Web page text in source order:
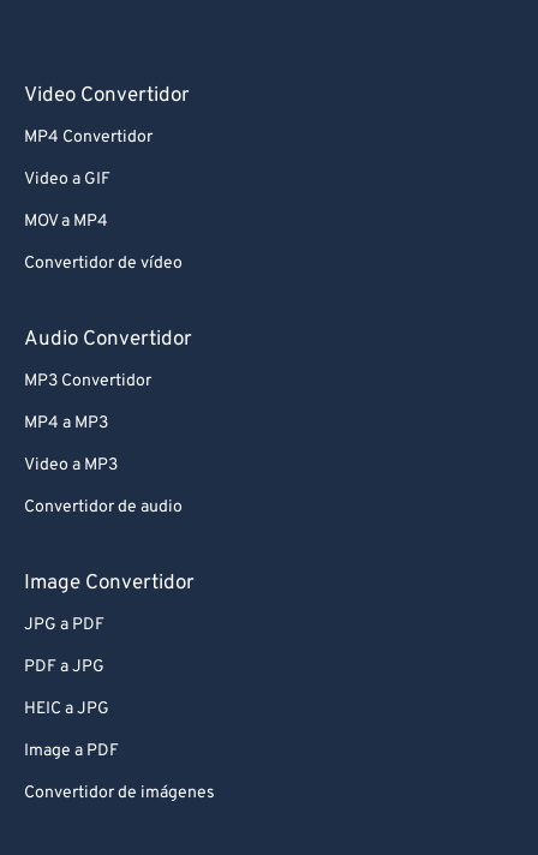
Video Convertidor
MP4 Convertidor
Video a GIF
MOV a MP4
Convertidor de vídeo
Audio Convertidor
MP3 Convertidor
MP4 a MP3
Video a MP3
Convertidor de audio
Image Convertidor
JPG a PDF
PDF a JPG
HEIC a JPG
Image a PDF
Convertidor de imágenes